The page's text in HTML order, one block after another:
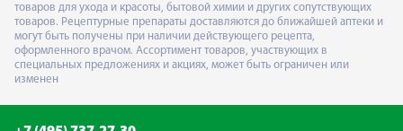
товаров для ухода и красоты, бытовой химии и других сопутствующих
товаров. Рецептурные препараты доставляются до ближайшей аптеки и
могут быть получены при наличии действующего рецепта,
оформленного врачом. Ассортимент товаров, участвующих в
специальных предложениях и акциях, может быть ограничен или
изменен